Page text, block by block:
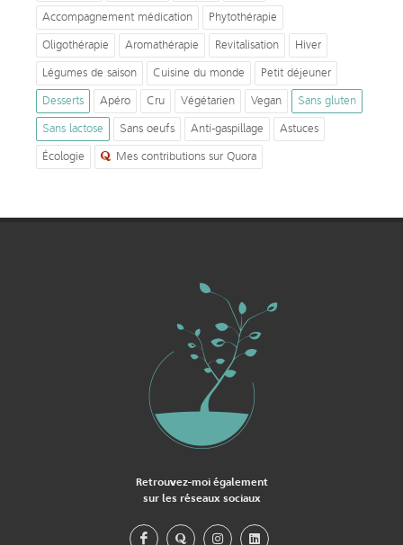
Accompagnement médication
Phytothérapie
Oligothérapie
Aromathérapie Revitalisation
Hiver
Légumes de saison
Cuisine du monde
Petit déjeuner
Desserts
Apéro Cru Végétarien Vegan
Sans gluten
Sans lactose
Sans oeufs Anti-gaspillage
Astuces
Écologie
Mes contributions sur Quora
Retrouvez-moi également
sur les réseaux sociaux